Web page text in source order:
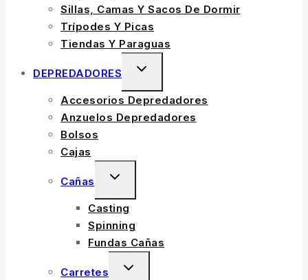
Sillas, Camas Y Sacos De Dormir
Trípodes Y Picas
Tiendas Y Paraguas
DEPREDADORES
TOGGLE
MENU
Accesorios Depredadores
Anzuelos Depredadores
Bolsos
Cajas
Cañas
TOGGLE
MENU
Casting
Spinning
Fundas Cañas
Carretes
TOGGLE